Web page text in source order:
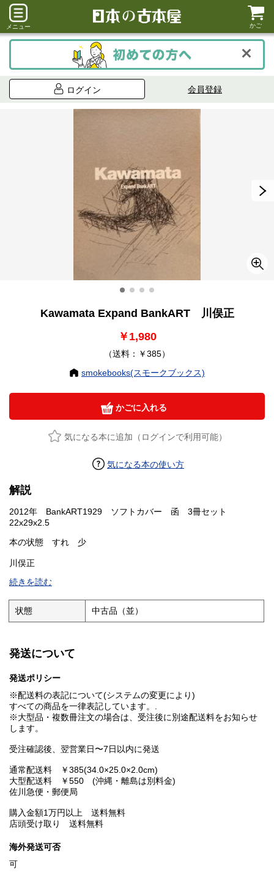
メニュー かご
ログイン 会員登録
Kawamata Expand BankART 川俣正
￥1,980
（送料：￥385）
smokebooks(スモークブックス)
かごに入れる
気になる本に追加（ログインで利用可能）
気になる本の使い方
解説
2012年 BankART1929 ソフトカバー 函 3冊セット
22x29x2.5
本の状態 すれ 少
川俣正
Representative Works・Documents 1979‐2012
Plan for Expand BankART
Documentation for Expand BankART
続きを読む
状態 中古品（並）
発送について
発送ポリシー
※配送料の表記について(システムの変更により)
すべての商品を一律表記しています。.
※大型品・複数冊注文の場合は、受注後に別途配送料をお知らせ
します。
受注確認後、翌営業日〜7日以内に発送
通常配送料 ￥385(34.0×25.0×2.0cm)
大型配送料 ￥550 (沖縄・離島は別料金)
佐川急便・郵便局
購入金額1万円以上 送料無料
店頭受け取り 送料無料
海外発送可否
可